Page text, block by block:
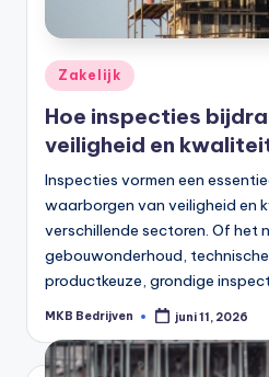
Zakelijk
Hoe inspecties
veiligheid en
Inspecties vormen een
waarborgen van veiligheid en
verschillende sectoren. Of het
gebouwonderhoud,
productkeuze, grondige
MKB Bedrijven juni 11, 2026